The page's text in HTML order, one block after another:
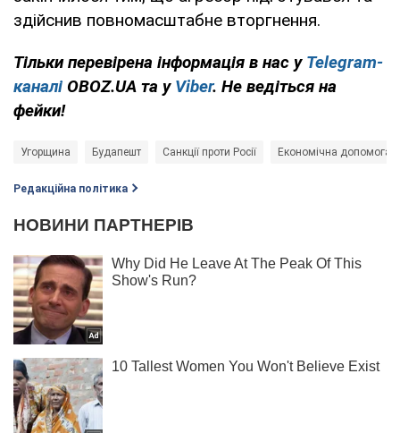
здійснив повномасштабне вторгнення.
Тільки перевірена інформація в нас у Telegram-
каналі OBOZ.UA та у Viber. Не ведіться на
фейки!
Угорщина Будапешт Санкції проти Росії Економічна допомога
Редакційна політика